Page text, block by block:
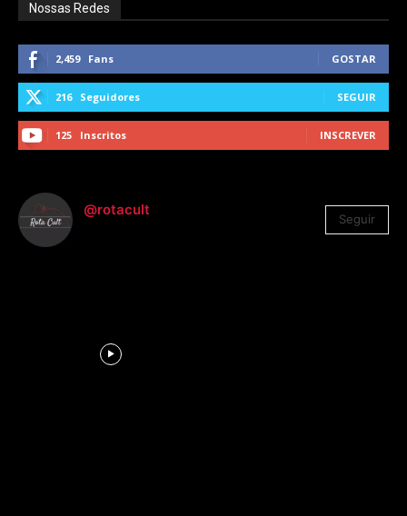
Nossas Redes
2,459 Fans GOSTAR
216 Seguidores SEGUIR
125 Inscritos INSCREVER
@rotacult
Seguir